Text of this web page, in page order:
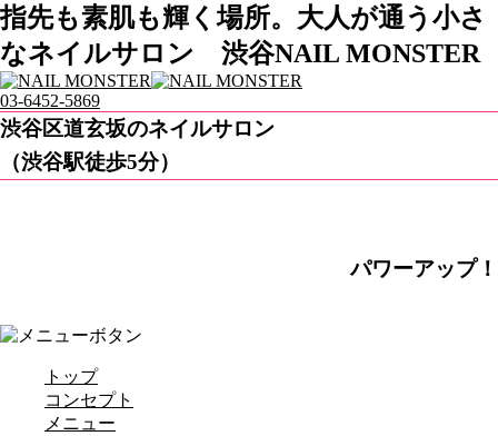
指先も素肌も輝く場所。大人が通う小さ
なネイルサロン 渋谷NAIL MONSTER
03-6452-5869
渋谷区道玄坂のネイルサロン
（渋谷駅徒歩5分）
パワーアップ！
トップ
コンセプト
メニュー